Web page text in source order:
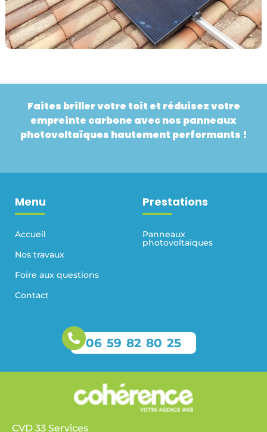
Faites briller votre toit et réduisez votre
empreinte carbone avec nos panneaux
photovoltaïques hautement performants !
Menu
Accueil
Nos travaux
Foire aux questions
Contact
Prestations
Panneaux
photovoltaïques
06 59 82 80 25
CVD 33 Services